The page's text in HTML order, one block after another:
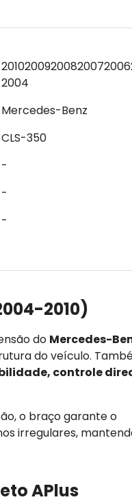
20102009200820072006
2004
Mercedes-Benz
CLS-350
-
-
-
2010)
do Mercedes-
do veículo.
controle
o braço garante o
irregulares,
APlus